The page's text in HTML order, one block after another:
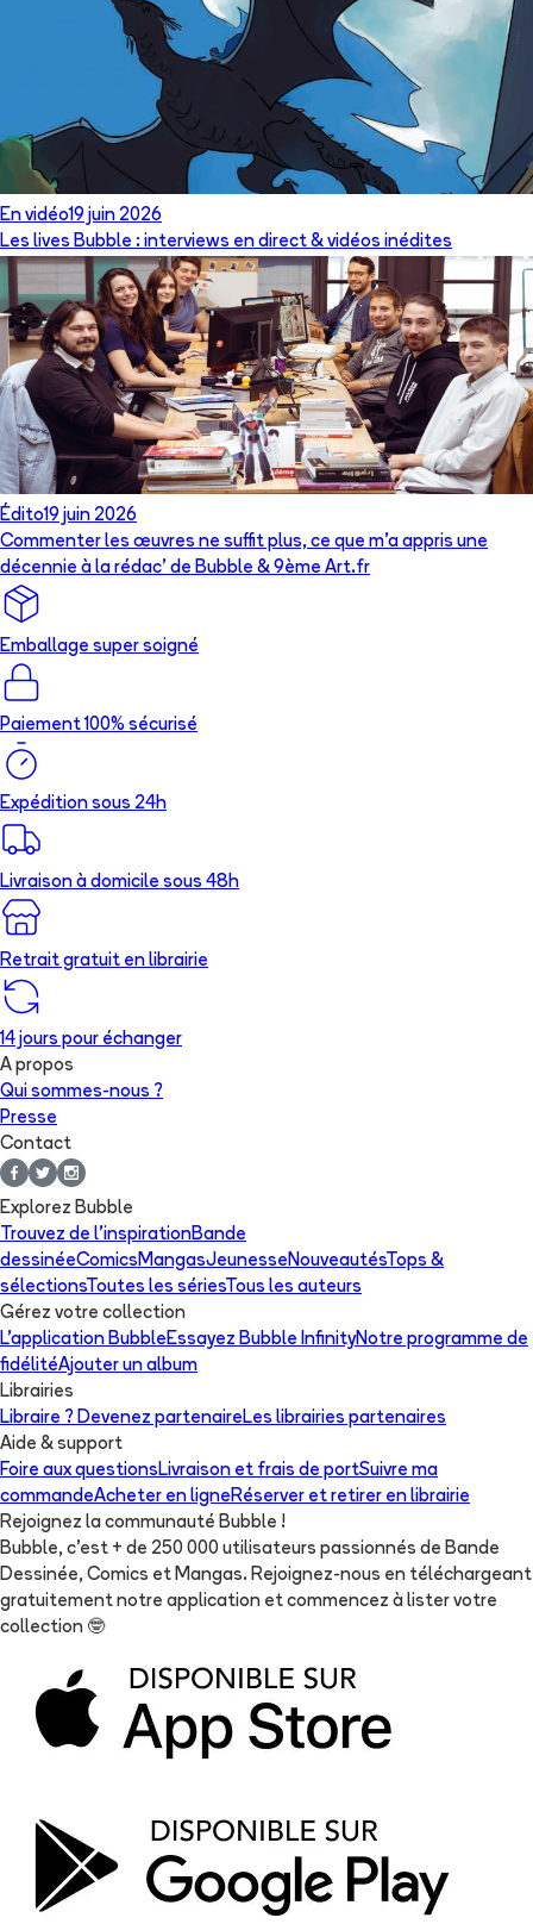
En vidéo19 juin 2026
Les lives Bubble : interviews en direct & vidéos inédites
Édito19 juin 2026
Commenter les œuvres ne suffit plus, ce que m’a appris une
décennie à la rédac’ de Bubble & 9ème Art.fr
Emballage super soigné
Paiement 100% sécurisé
Expédition sous 24h
Livraison à domicile sous 48h
Retrait gratuit en librairie
14 jours pour échanger
A propos
Qui sommes-nous ?
Presse
Contact
Explorez Bubble
Trouvez de l'inspirationBande
dessinéeComicsMangasJeunesseNouveautésTops &
sélectionsToutes les sériesTous les auteurs
Gérez votre collection
L'application BubbleEssayez Bubble InfinityNotre programme de
fidélitéAjouter un album
Librairies
Libraire ? Devenez partenaireLes librairies partenaires
Aide & support
Foire aux questionsLivraison et frais de portSuivre ma
commandeAcheter en ligneRéserver et retirer en librairie
Rejoignez la communauté Bubble !
Bubble, c'est + de 250 000 utilisateurs passionnés de Bande
Dessinée, Comics et Mangas. Rejoignez-nous en téléchargeant
gratuitement notre application et commencez à lister votre
collection 🤓